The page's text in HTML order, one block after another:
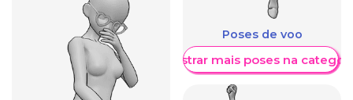
Poses de voo
Mostrar mais poses na